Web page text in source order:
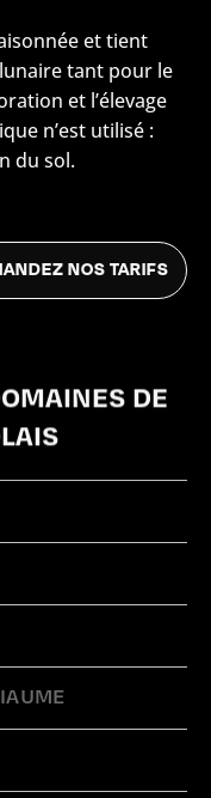
et tient
tant pour le
et l’élevage
n’est utilisé :
du sol.
DE